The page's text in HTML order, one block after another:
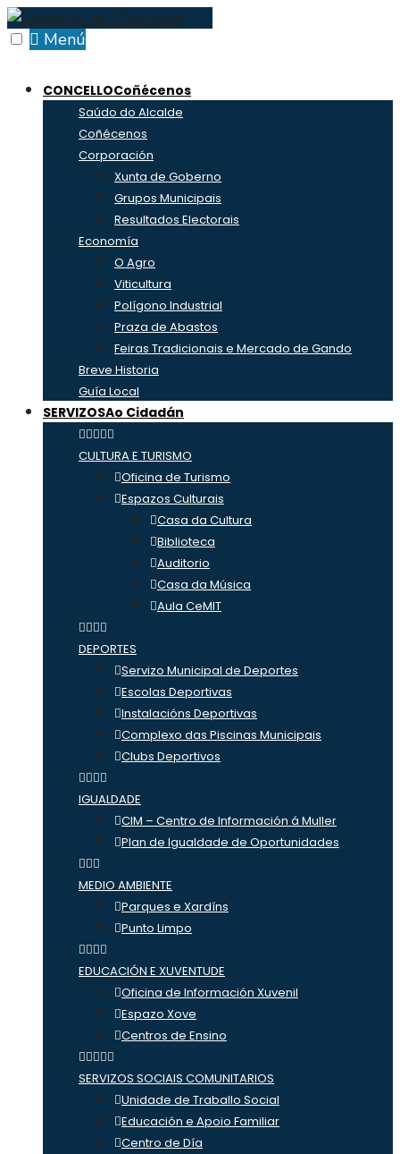
Skip
to
Menú
CONCELLOCoñécenos
Saúdo do Alcalde
Coñécenos
Corporación
Xunta de Goberno
Grupos Municipais
Resultados Electorais
Economía
O Agro
Viticultura
Polígono Industrial
Praza de Abastos
Feiras Tradicionais e Mercado de Gando
Breve Historia
Guía Local
SERVIZOSAo Cidadán
CULTURA E TURISMO
Oficina de Turismo
Espazos Culturais
Casa da Cultura
Biblioteca
Auditorio
Casa da Música
Aula CeMIT
DEPORTES
Servizo Municipal de Deportes
Escolas Deportivas
Instalacións Deportivas
Complexo das Piscinas Municipais
Clubs Deportivos
IGUALDADE
CIM – Centro de Información á Muller
Plan de Igualdade de Oportunidades
MEDIO AMBIENTE
Parques e Xardíns
Punto Limpo
EDUCACIÓN E XUVENTUDE
Oficina de Información Xuvenil
Espazo Xove
Centros de Ensino
SERVIZOS SOCIAIS COMUNITARIOS
Unidade de Traballo Social
Educación e Apoio Familiar
Centro de Día